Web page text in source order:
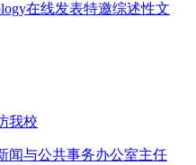
在线发表特邀综述性文
我校
闻与公共事务办公室主任